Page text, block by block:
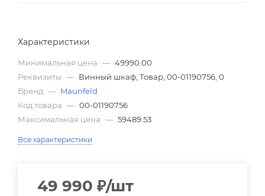
Характеристики
Минимальная цена — 49990.00
Реквизиты — Винный шкаф, Товар, 00-01190756, 0
Бренд — Maunfeld
Код товара — 00-01190756
Максимальная цена — 59489.53
Все характеристики
49 990 ₽/шт